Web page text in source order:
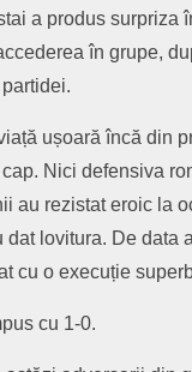
a produs surpriza
în grupe,
ușoară încă din
Nici defensiva
au rezistat eroic la
dat lovitura. De data
cu o execuție
cu 1-0.